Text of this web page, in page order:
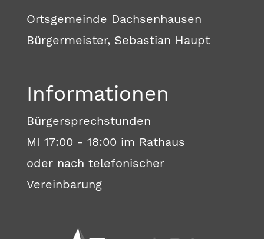
Ortsgemeinde Dachsenhausen
Bürgermeister, Sebastian Haupt
Informationen
Bürgersprechstunden
MI 17:00 - 18:00 im Rathaus
oder nach telefonischer
Vereinbarung